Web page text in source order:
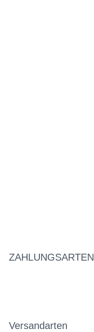
ZAHLUNGSARTEN
Versandarten